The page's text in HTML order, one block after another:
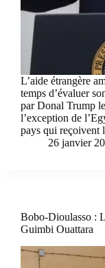
L’aide étrangère
temps d’évaluer
par Donal Trump
l’exception de
pays qui reçoivent
26 janvier
Bobo-Dioulasso :
Guimbi Ouattara